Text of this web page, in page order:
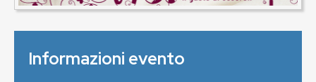
Informazioni evento